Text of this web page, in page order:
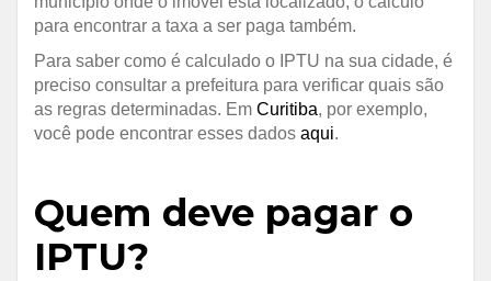
para encontrar a taxa a ser paga também.
Para saber como é calculado o IPTU na sua cidade, é
preciso consultar a prefeitura para verificar quais são
as regras determinadas. Em Curitiba, por exemplo,
você pode encontrar esses dados aqui.
Quem deve pagar o
IPTU?